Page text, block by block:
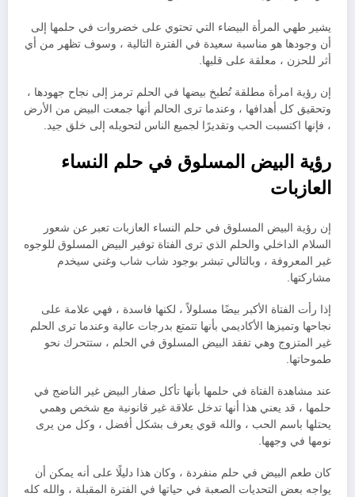
يشير طهي المرأة البيضاء التي تحتوي على خضروات في حلمها إلى
أن وجودها هو مناسبة سعيدة في الفترة التالية ، وسوف تظهر من أي
أثر للحزن ، معلقة على قلبها.
إن رؤية امرأة مطلقة تُطبخ بيضها في الحلم ترمز إلى نجاح جهودها ،
وتحقيق كل أهدافها ، وعندما ترى الحالم أنها جمعت البيض من الأرض
، فإنها اكتسبت الحب وتقديرًا لجميع الناس لتحويله إلى خلق جيد.
رؤية البيض المسلوق في حلم النساء
العازبات
إن رؤية البيض المسلوق في حلم النساء العازبات تعبر عن شعور
السلام الداخلي والحلم الذي ترى الفتاة توفير البيض المسلوق للوجوه
غير المعروفة ، وبالتالي تبشر بوجود شاب شاب وغني سيخدم
مشاركتها.
إذا رأت الفتاة الأكبر بيضًا مسلولاً ، لكنها فاسدة ، فهي علامة على
نجاحها وتميزها الأكاديمي بأنها تتمتع بدرجات عالية وعندما ترى الحلم
غير المتزوج وهي تفقد البيض المسلوق في الحلم ، ستتحرك نحو
طموحاتها.
عند مشاهدة الفتاة في حلمها بأنها تأكل صفار البيض غير الناضج في
حلمها ، قد يعني هذا أنها تدخل علاقة غير قانونية مع شخص وهمي
يحتلها باسم الحب ، والله قوي يعرف بشكل أفضل ، وكل من يرى
نومها في وجهها.
كان طعم البيض في حلم منفردة ، وكان هذا دليلًا على أنه يمكن أن
يواجه بعض التحديات الصعبة في حياتها في الفترة المقبلة ، والله كله